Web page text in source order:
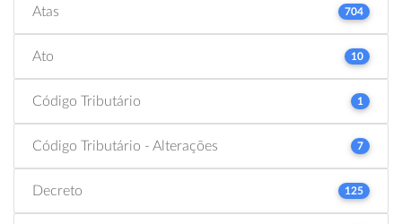
Atas 704
Ato 10
Código Tributário 1
Código Tributário - Alterações 7
Decreto 125